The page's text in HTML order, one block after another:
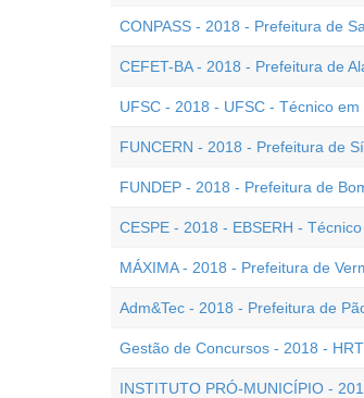
CONPASS - 2018 - Prefeitura de
CEFET-BA - 2018 - Prefeitura de
UFSC - 2018 - UFSC - Técnico
FUNCERN - 2018 - Prefeitura de
FUNDEP - 2018 - Prefeitura de
CESPE - 2018 - EBSERH -
MÁXIMA - 2018 - Prefeitura de
Adm&Tec - 2018 - Prefeitura de
Gestão de Concursos - 2018 -
INSTITUTO PRÓ-MUNICÍPIO -